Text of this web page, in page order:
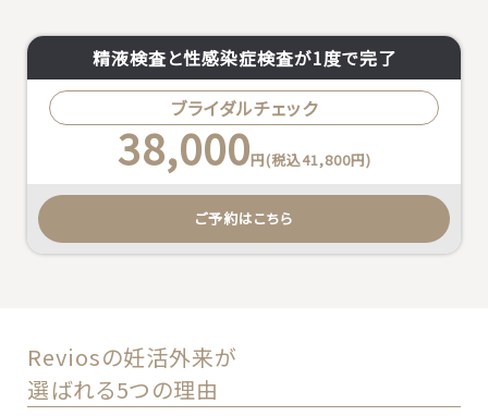
精液検査と性感染症検査が1度で完了
ブライダルチェック
38,000円(税込41,800円)
ご予約はこちら
Reviosの妊活外来が
選ばれる5つの理由